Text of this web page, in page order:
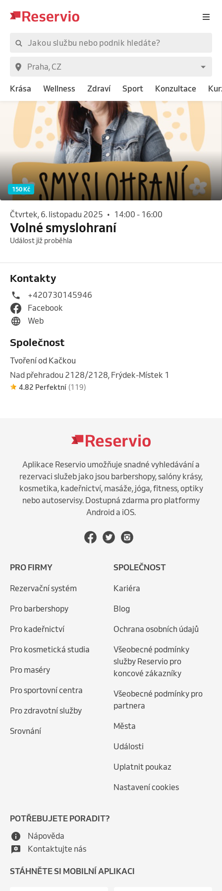
Krása Wellness Zdraví Sport Konzultace
150 Kč
čtvrtek, 6. listopadu 2025 • 14:00 - 16:00
Volné smyslohraní
Událost již proběhla
Kontakty
+420730145946
Facebook
Web
Společnost
Tvoření od Kačkou
Nad přehradou 2128/2128, Frýdek-Místek 1
4.82 Perfektní (119)
Aplikace Reservio umožňuje snadné vyhledávání a
rezervaci služeb jako jsou barbershopy, salóny krásy,
kosmetika, kadeřnictví, masáže, jóga, fitness, optiky
nebo autoservisy. Dostupná zdarma pro platformy
Android a iOS.
PRO FIRMY
Rezervační systém
Pro barbershopy
Pro kadeřnictví
Pro kosmetická studia
Pro maséry
Pro sportovní centra
Pro zdravotní služby
Srovnání
SPOLEČNOST
Kariéra
Blog
Ochrana osobních údajů
Všeobecné podmínky
služby Reservio pro
koncové zákazníky
Všeobecné podmínky pro
partnera
Města
Události
Uplatnit poukaz
Nastavení cookies
POTŘEBUJETE PORADIT?
Nápověda
Kontaktujte nás
STÁHNĚTE SI MOBILNÍ APLIKACI